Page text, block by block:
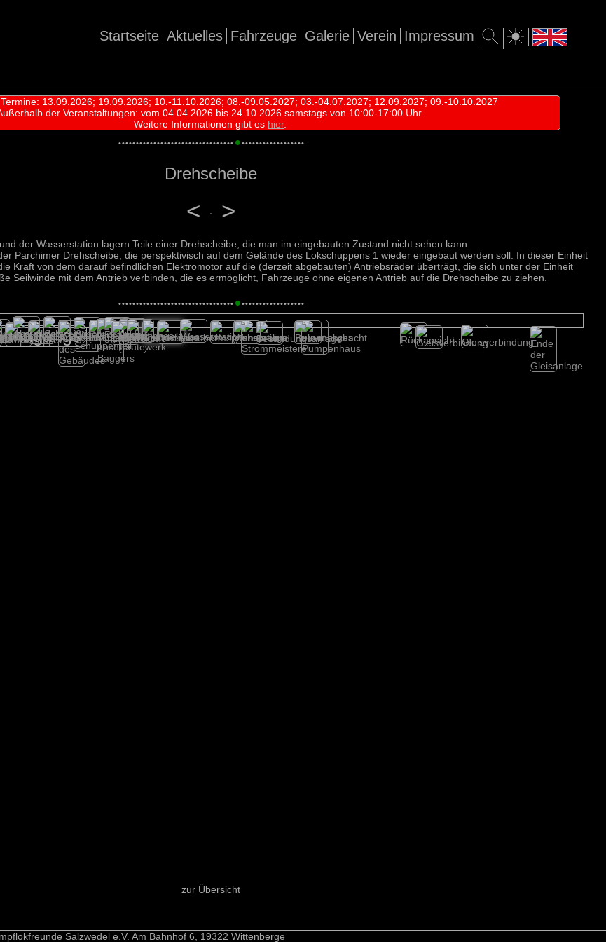
Impressum
Verein
Galerie
Fahrzeuge
Aktuelles
Startseite
13.09.2026; 19.09.2026; 10.-11.10.2026; 08.-09.05.2027; 03.-04.07.2027; 12.09.2027; 09.-10.10.2027
der Veranstaltungen:vom 04.04.2026 bis 24.10.2026 samstags von 10:00-17:00 Uhr.
Weitere Informationen gibt es hier.
••••••••••••••••••••••••••••••••• •••••••••••••••••••
Drehscheibe
< >
der Wasserstation lagern Teile einer Drehscheibe, die man im eingebauten Zustand nicht sehen kann.
Parchimer Drehscheibe, die perspektivisch auf dem Gelände des Lokschuppens 1 wieder eingebaut werden soll. In dieser Einheit
Kraft von dem darauf befindlichen Elektromotor auf die (derzeit abgebauten) Antriebsräder überträgt, die sich unter der Einheit
Seilwinde mit dem Antrieb verbinden, die es ermöglicht, Fahrzeuge ohne eigenen Antrieb auf die Drehscheibe zu ziehen.
••••••••••••••••••••••••••••••••• •••••••••••••••••••
zur Übersicht
Salzwedel e.V. Am Bahnhof 6, 19322 Wittenberge